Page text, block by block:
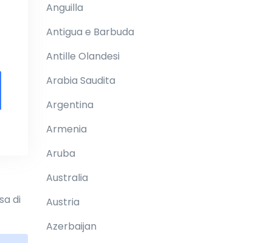
di
Anguilla
Antigua e Barbuda
Antille Olandesi
Arabia Saudita
Argentina
Armenia
Aruba
Australia
Austria
Azerbaijan